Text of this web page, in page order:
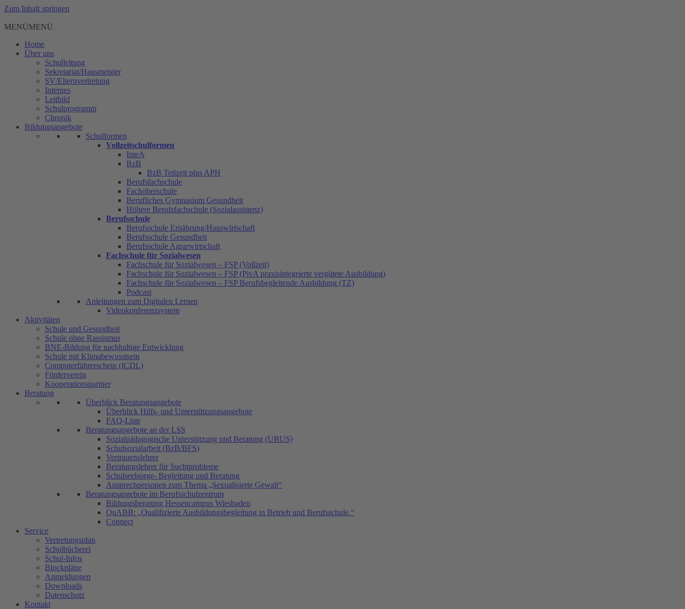
Zum Inhalt springen
MENÜMENÜ
Home
Über uns
Schulleitung
Sekretariat/Hausmeister
SV/Elternvertretung
Internes
Leitbild
Schulprogramm
Chronik
Bildungsangebote
Schulformen
Vollzeitschulformen
InteA
BzB
BzB Teilzeit plus APH
Berufsfachschule
Fachoberschule
Berufliches Gymnasium Gesundheit
Höhere Berufsfachschule (Sozialassistenz)
Berufsschule
Berufsschule Ernährung/Hauswirtschaft
Berufsschule Gesundheit
Berufsschule Agrarwirtschaft
Fachschule für Sozialwesen
Fachschule für Sozialwesen – FSP (Vollzeit)
Fachschule für Sozialwesen – FSP (PivA praxisintegrierte vergütete Ausbildung)
Fachschule für Sozialwesen – FSP Berufsbegleitende Ausbildung (TZ)
Podcast
Anleitungen zum Digitalen Lernen
Videokonferenzsystem
Aktivitäten
Schule und Gesundheit
Schule ohne Rassismus
BNE-Bildung für nachhaltige Entwicklung
Schule mit Klimabewusstsein
Computerführerschein (ICDL)
Förderverein
Kooperationspartner
Beratung
Überblick Beratungsangebote
Überblick Hilfs- und Unterstützungsangebote
FAQ-Liste
Beratungsangebote an der LSS
Sozialpädagogische Unterstützung und Beratung (UBUS)
Schulsozialarbeit (BzB/BFS)
Vertrauenslehrer
Beratungslehrer für Suchtprobleme
Schulseelsorge- Begleitung und Beratung
Ansprechpersonen zum Thema „Sexualisierte Gewalt“
Beratungsangebote im Berufsschulzentrum
Bildungsberatung Hessencampus Wiesbaden
QuABB: „Qualifizierte Ausbildungsbegleitung in Betrieb und Berufsschule.“
Connect
Service
Vertretungsplan
Schulbücherei
Schul-Infos
Blockpläne
Anmeldungen
Downloads
Datenschutz
Kontakt